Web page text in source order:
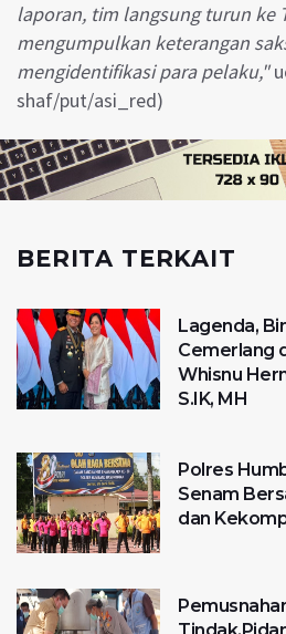
laporan, tim langsung turun ke
mengumpulkan keterangan
mengidentifikasi para pelaku,"
shaf/put/asi_red)
BERITA TERKAIT
Lagenda,
Cemerlang
Whisnu
S.IK, MH
Polres
Senam
dan